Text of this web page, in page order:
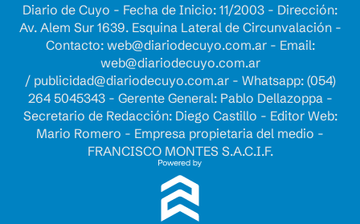
Diario de Cuyo - Fecha de Inicio: 11/2003 - Dirección:
Av. Alem Sur 1639. Esquina Lateral de Circunvalación -
Contacto: web@diariodecuyo.com.ar- Email:
web@diariodecuyo.com.ar
/ publicidad@diariodecuyo.com.ar- Whatsapp: (054)
264 5045343 - Gerente General: Pablo Dellazoppa -
Secretario de Redacción: Diego Castillo - Editor Web:
Mario Romero - Empresa propietaria del medio -
FRANCISCO MONTES S.A.C.I.F.